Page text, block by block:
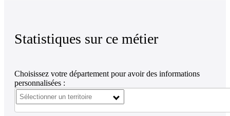
Statistiques sur ce métier
Choisissez votre département pour avoir des informations
personnalisées :